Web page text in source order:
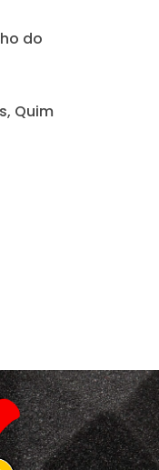
do
Quim